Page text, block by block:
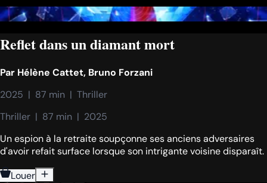
Reflet dans un diamant mort
Par Hélène Cattet, Bruno Forzani
2025  |  87 min  |  Thriller
Thriller  |  87 min  |  2025
Un espion à la retraite soupçonne ses anciens adversaires
d'avoir refait surface lorsque son intrigante voisine disparaît.
Louer